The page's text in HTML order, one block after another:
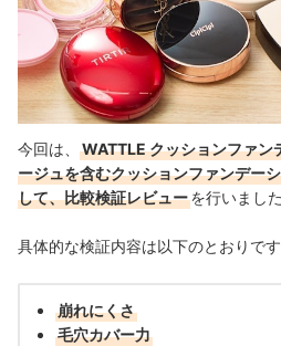
今回は、
WATTLE クッションファン
ージュを含むクッションファンデー
して、比較検証レビューを行いました
具体的な検証内容は以下のとおりです
崩れにくさ
毛穴カバー力